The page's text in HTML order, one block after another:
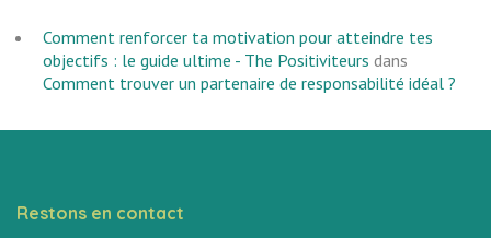
Comment renforcer ta motivation pour atteindre tes
objectifs : le guide ultime - The Positiviteurs dans
Comment trouver un partenaire de responsabilité idéal ?
Restons en contact